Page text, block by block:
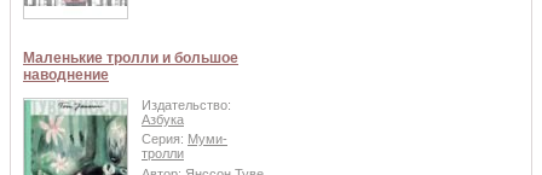
Маленькие тролли и большое
наводнение
Издательство:
Азбука
Серия: Муми-
тролли